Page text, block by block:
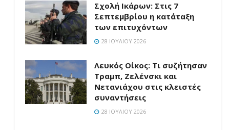
Σχολή Ικάρων: Στις 7
Σεπτεμβρίου η κατάταξη
των επιτυχόντων
28 ΙΟΥΛΊΟΥ 2026
Λευκός Οίκος: Τι συζήτησαν
Τραμπ, Ζελένσκι και
Νετανιάχου στις κλειστές
συναντήσεις
28 ΙΟΥΛΊΟΥ 2026